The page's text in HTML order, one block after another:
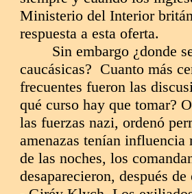
Ministerio del Interior
respuesta a esta oferta.
Sin embargo ¿donde
caucásicas? Cuanto más
frecuentes fueron las
qué curso hay que tomar?
las fuerzas nazi, ordenó
amenazas tenían influencia
de las noches, los
desaparecieron, después